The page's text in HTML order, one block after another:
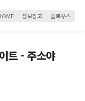
정보창고 플로우스
트 - 주소야